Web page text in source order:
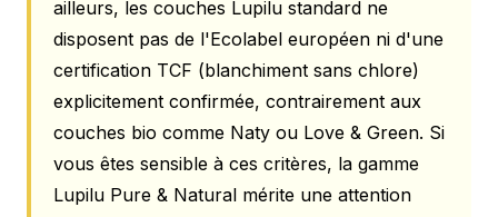
ailleurs, les couches Lupilu standard ne
disposent pas de l'Ecolabel européen ni d'une
certification TCF (blanchiment sans chlore)
explicitement confirmée, contrairement aux
couches bio comme Naty ou Love & Green. Si
vous êtes sensible à ces critères, la gamme
Lupilu Pure & Natural mérite une attention